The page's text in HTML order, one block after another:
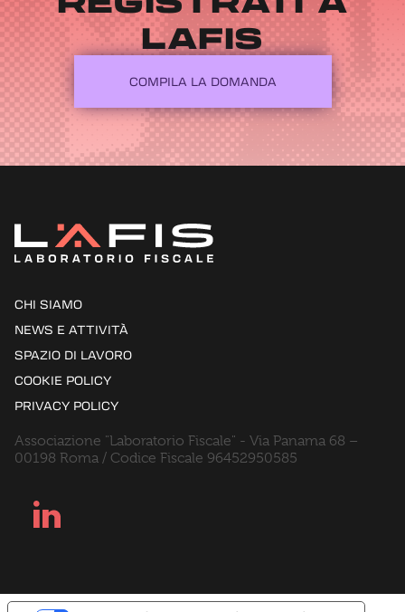
LAFIS
COMPILA LA DOMANDA
CHI SIAMO
NEWS E ATTIVITÀ
SPAZIO DI LAVORO
COOKIE POLICY
PRIVACY POLICY
Associazione "Laboratorio Fiscale" - Via Panama 68 –
00198 Roma / Codice Fiscale 96452950585